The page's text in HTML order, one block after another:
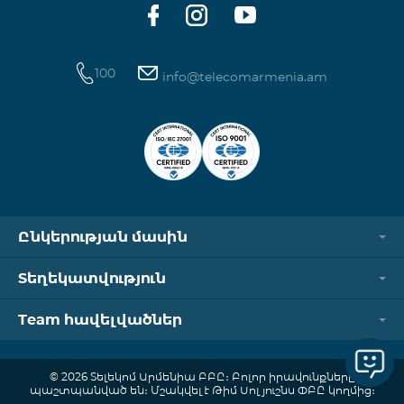
100 info@telecomarmenia.am
Ընկերության մասին
Տեղեկատվություն
Team հավելվածներ
© 2026 Տելեկոմ Արմենիա ԲԲԸ։ Բոլոր իրավունքները
պաշտպանված են։ Մշակվել է Թիմ Սոլյուշնս ՓԲԸ կողմից։